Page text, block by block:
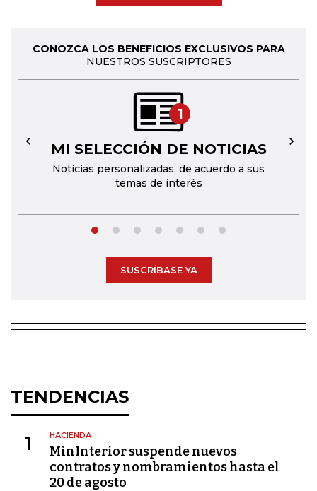
CONOZCA LOS BENEFICIOS EXCLUSIVOS PARA
NUESTROS SUSCRIPTORES
1
MI SELECCIÓN DE NOTICIAS
Noticias personalizadas, de acuerdo a sus
temas de interés
← →
SUSCRÍBASE YA
TENDENCIAS
1 HACIENDA
MinInterior suspende nuevos
contratos y nombramientos hasta el
20 de agosto